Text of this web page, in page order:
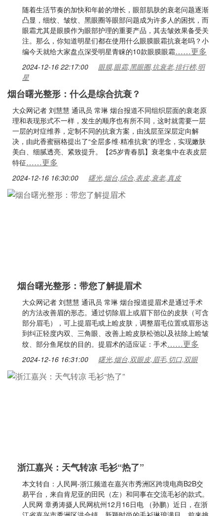
随着生活节奏的加快和年龄的增长，眼部肌肤的衰老问题逐渐
凸显，细纹、皱纹、黑眼圈等眼部问题成为许多人的困扰，而
眼霜尤其是眼膜作为眼部护理的重要产品，其去皱效果备受关
注。那么，你知道明星们都在使用什么眼膜眼霜抗衰老吗？小
编今天就给大家盘点深受明星青睐的10款眼膜眼霜……更多
2024-12-16 22:17:00
眼膜,眼霜,黑眼圈,抗衰老,排行榜,明
星
烟台曙光整形：什么是综合抗衰？
大众网记者 刘慧慧 通讯员 常琳 烟台报道不同组织层面的衰老原
理和表现形式不一样，发生的顺序也有所不同，这时就需要一层
一层的对症维养，定制不同的抗衰方案，由浅层至深层定向解
决，由此香蜜丽格提出了“全层多维·精准抗衰”的理念，实现嫩肤
美白、细腻透亮、紧致提升。【25岁青春肌】衰老集中在表皮层
特征……更多
2024-12-16 16:30:00 曙光,烟台,综合,表皮,衰老,真皮
烟台曙光整形：带您了解提眉术
大众网记者 刘慧慧 通讯员 常琳 烟台报道提眉术是通过手术
的方法改善眉的形态。通过切除眉上或眉下部位的皮肤（可含
部分眉毛），可上提眉毛或上睑皮肤，调整眉毛位置或眉形达
到纠正轻度内双、三角眼、改善上睑皮肤松弛以及祛除上睑皱
纹、部分鱼尾纹的目的。提眉术的适应证：手术……更多
2024-12-16 16:31:00 曙光,烟台,双眼皮,眉毛,切口,双眼
浙江嘉兴：天气转凉 毛衫“热了”
本文转自：人民网-浙江频道在嘉兴市秀洲区跨境电商B2B交
易平台，来自肯尼亚的田民（左）和同事在交流毛衫的款式。
人民网 章勇涛摄人民网杭州12月16日电 （孙鹏）近日，在浙